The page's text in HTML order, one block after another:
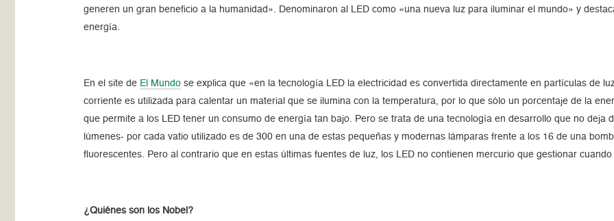
generen un gran beneficio a la humanidad». Denominaron al LED como «una nueva luz para iluminar el mundo» y
energía.
En el site de El Mundo se explica que «en la tecnología LED la electricidad es convertida directamente en partículas de
corriente es utilizada para calentar un material que se ilumina con la temperatura, por lo que sólo un porcentaje de la
que permite a los LED tener un consumo de energía tan bajo. Pero se trata de una tecnología en desarrollo que no deja
lúmenes- por cada vatio utilizado es de 300 en una de estas pequeñas y modernas lámparas frente a los 16 de una
fluorescentes. Pero al contrario que en estas últimas fuentes de luz, los LED no contienen mercurio que gestionar
¿Quiénes son los Nobel?